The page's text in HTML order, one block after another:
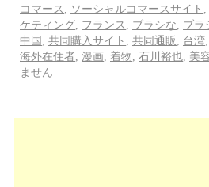
コマース
ソーシャルコマースサイト
ケティング フランス ブラシな ブラ
中国
共同購入サイト 共同通販 台湾
海外在住者 漫画 着物 石川裕也 美
ません